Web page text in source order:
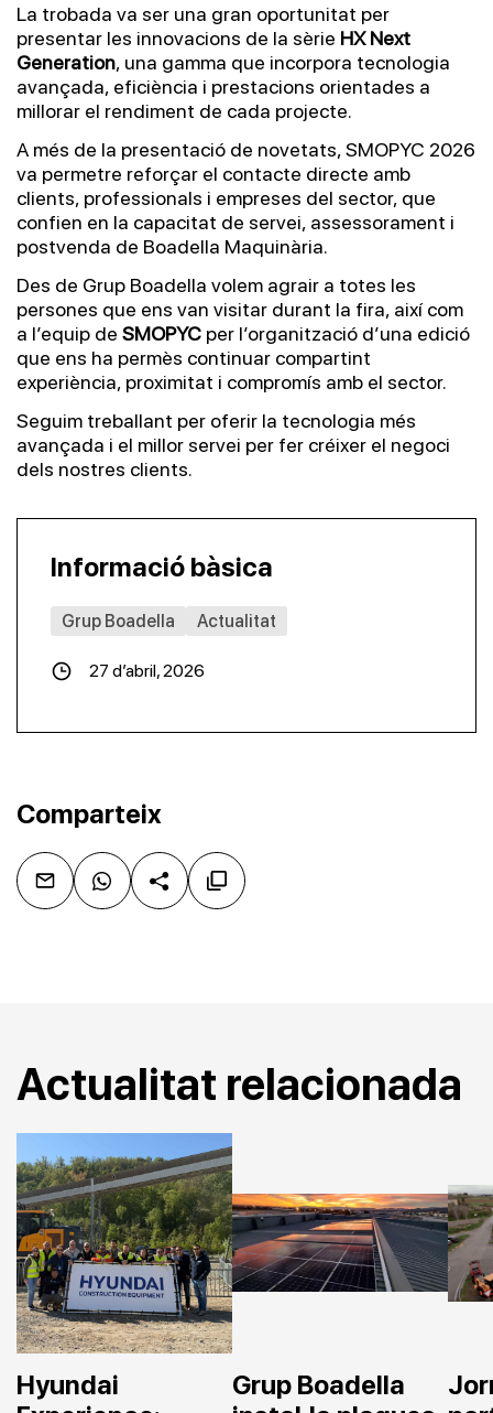
La trobada va ser una gran oportunitat per
presentar les innovacions de la sèrie HX Next
Generation, una gamma que incorpora tecnologia
avançada, eficiència i prestacions orientades a
millorar el rendiment de cada projecte.
A més de la presentació de novetats, SMOPYC 2026
va permetre reforçar el contacte directe amb
clients, professionals i empreses del sector, que
confien en la capacitat de servei, assessorament i
postvenda de Boadella Maquinària.
Des de Grup Boadella volem agrair a totes les
persones que ens van visitar durant la fira, així com
a l’equip de SMOPYC per l’organització d’una edició
que ens ha permès continuar compartint
experiència, proximitat i compromís amb el sector.
Seguim treballant per oferir la tecnologia més
avançada i el millor servei per fer créixer el negoci
dels nostres clients.
Informació bàsica
Grup Boadella Actualitat
27 d’abril, 2026
Comparteix
Actualitat relacionada
Hyundai
Grup Boadella